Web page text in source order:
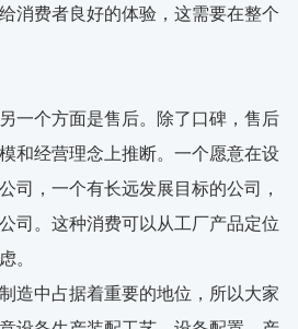
消费者良好的体验，这需要在整个
一个方面是售后。除了口碑，售后
和经营理念上推断。一个愿意在设
司，一个有长远发展目标的公司，
司。这种消费可以从工厂产品定位
。
造中占据着重要的地位，所以大家